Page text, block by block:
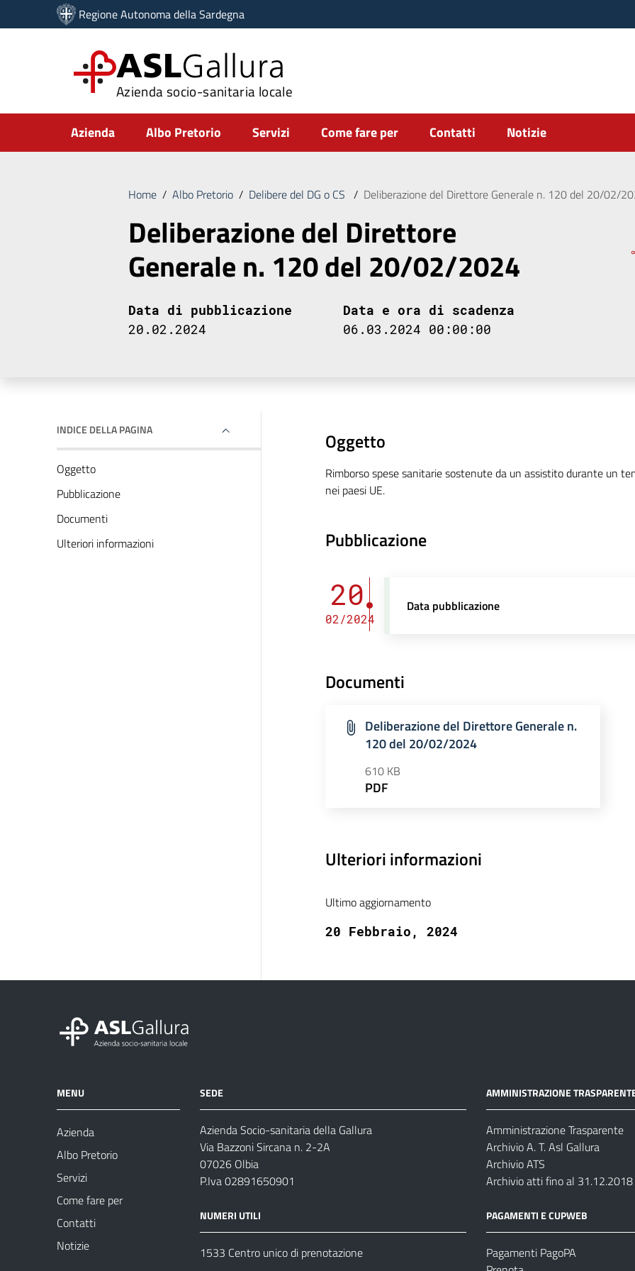
Vai ai contenuti
Vai al menu di navigazione
Regione Autonoma della Sardegna
ASLGallura
Azienda socio-sanitaria locale
Submenu
Azienda Albo Pretorio Servizi Come fare per Contatti Notizie
Home / Albo Pretorio / Delibere del DG o CS / Deliberazione del Direttore Generale n. 120 del 20/02/
Deliberazione del Direttore
Generale n. 120 del 20/02/2024
Data di pubblicazione
20.02.2024
Data e ora di scadenza
06.03.2024 00:00:00
INDICE DELLA PAGINA
Oggetto
Pubblicazione
Documenti
Ulteriori informazioni
Oggetto
Rimborso spese sanitarie sostenute da un assistito durante un
nei paesi UE.
Pubblicazione
20
02/2024
Data pubblicazione
Documenti
Deliberazione del Direttore Generale n.
120 del 20/02/2024
610 KB
PDF
Ulteriori informazioni
Ultimo aggiornamento
20 Febbraio, 2024
MENU
Azienda
Albo Pretorio
Servizi
Come fare per
Contatti
Notizie
SEDE
Azienda Socio-sanitaria della Gallura
Via Bazzoni Sircana n. 2-2A
07026 Olbia
P.Iva 02891650901
NUMERI UTILI
1533 Centro unico di prenotazione
AMMINISTRAZIONE
Amministrazione Trasparente
Archivio A. T. Asl Gallura
Archivio ATS
Archivio atti fino al 31.12.2018
PAGAMENTI E CUPWEB
Pagamenti PagoPA